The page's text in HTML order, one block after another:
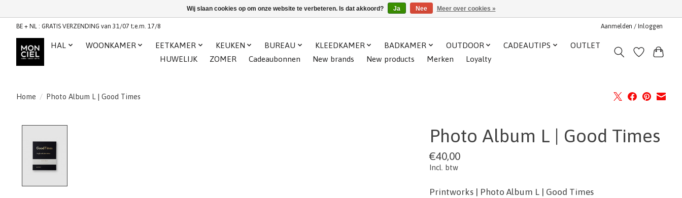
BE + NL : GRATIS VERZENDING van 31/07 t;e.m. 17/8 Aanmelden / Inloggen
HAL WOONKAMER EETKAMER KEUKEN BUREAU KLEEDKAMER BADKAMER OUTDOOR CADEAUTIPS
OUTLET
HUWELIJK
ZOMER Cadeaubonnen New brands New products Merken Loyalty
Home / Photo Album L | Good Times
Photo Album L | Good Times
€40,00
Incl. btw
Printworks | Photo Album L | Good Times
Wij slaan cookies op om onze website te verbeteren. Is dat akkoord? Ja Nee Meer over cookies »